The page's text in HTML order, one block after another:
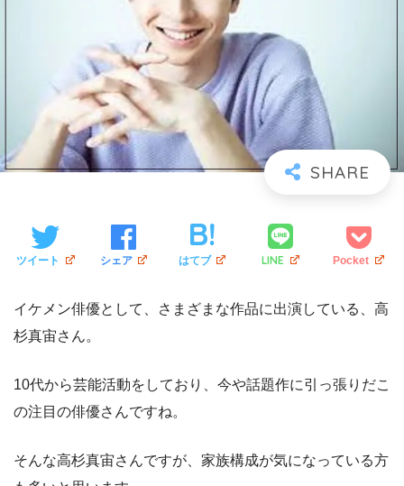
ツイート シェア はてブ LINE Pocket
イケメン俳優として、さまざまな作品に出演している、高
杉真宙さん。
10代から芸能活動をしており、今や話題作に引っ張りだこ
の注目の俳優さんですね。
そんな高杉真宙さんですが、家族構成が気になっている方